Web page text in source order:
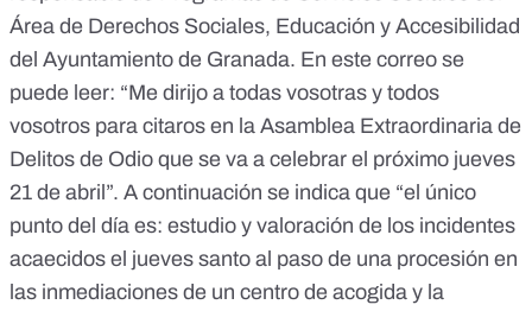
Área de Derechos Sociales, Educación y Accesibilidad
del Ayuntamiento de Granada. En este correo se
puede leer: “Me dirijo a todas vosotras y todos
vosotros para citaros en la Asamblea Extraordinaria de
Delitos de Odio que se va a celebrar el próximo jueves
21 de abril”. A continuación se indica que “el único
punto del día es: estudio y valoración de los incidentes
acaecidos el jueves santo al paso de una procesión en
las inmediaciones de un centro de acogida y la